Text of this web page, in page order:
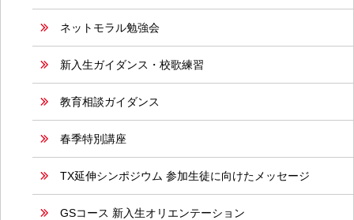
ネットモラル勉強会
新入生ガイダンス・校歌練習
教育相談ガイダンス
春季特別講座
TX延伸シンポジウム 参加生徒に向けたメッセージ
GSコース 新入生オリエンテーション